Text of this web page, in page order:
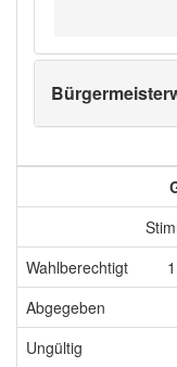
Wahlberechtigt
Abgegeben
Ungültig